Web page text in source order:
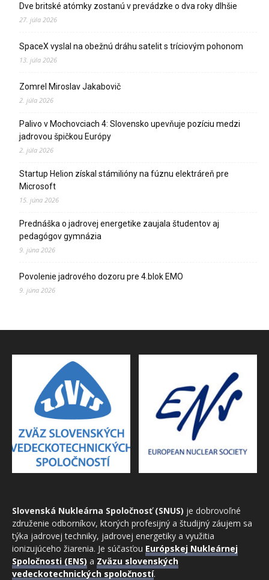
Dve britské atómky zostanú v prevádzke o dva roky dlhšie
27. júla 2026
SpaceX vyslal na obežnú dráhu satelit s tríciovým pohonom
13. júla 2026
Zomrel Miroslav Jakabovič
2. júla 2026
Palivo v Mochovciach 4: Slovensko upevňuje pozíciu medzi
jadrovou špičkou Európy
2. júla 2026
Startup Helion získal stámilióny na fúznu elektráreň pre
Microsoft
15. júna 2026
Prednáška o jadrovej energetike zaujala študentov aj
pedagógov gymnázia
9. júna 2026
Povolenie jadrového dozoru pre 4.blok EMO
9. júna 2026
Slovenská Nukleárna Spoločnosť (SNUS) je dobrovoľné
združenie odborníkov, ktorých profesijný a študijný záujem sa
týka jadrovej techniky, jadrovej energetiky a využitia
ionizujúceho žiarenia. Je súčasťou Európskej Nukleárnej
Spoločnosti (ENS) a Zväzu slovenských
vedeckotechnických spoločností.